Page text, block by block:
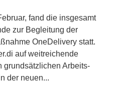
fand die insgesamt
zur Begleitung der
OneDelivery statt.
auf weitreichende
grundsätzlichen Arbeits-
der neuen...